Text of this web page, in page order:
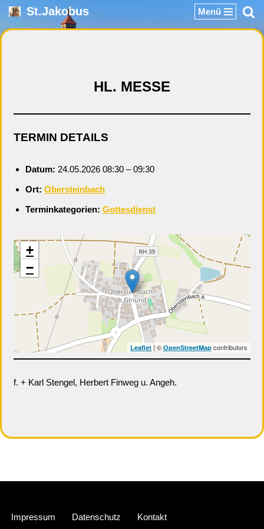
Zum
St.Jakobus Menü
HL. MESSE
TERMIN DETAILS
Datum: 24.05.2026 08:30 –09:30
Ort: Obersteinbach
Terminkategorien: Gottesdienst
+
−
Leaflet | ©OpenStreetMap contributors
f. + Karl Stengel, Herbert Finweg u. Angeh.
Impressum Datenschutz Kontakt